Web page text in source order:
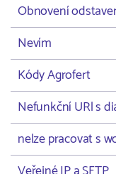
Obnovení
Nevím
Kódy Agrofert
Nefunkční URl s
nelze pracovat s